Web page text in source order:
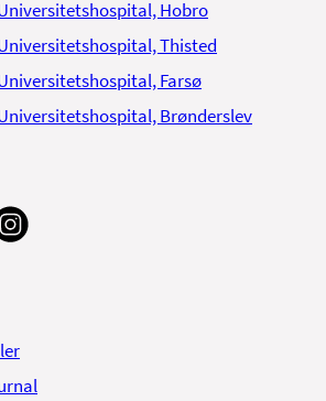
Hobro
Thisted
Farsø
Brønderslev